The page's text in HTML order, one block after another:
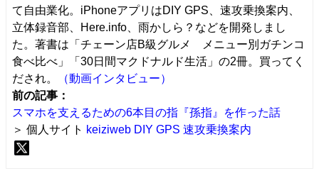
て自由業化。iPhoneアプリはDIY GPS、速攻乗換案内、
立体録音部、Here.info、雨かしら？などを開発しまし
た。著書は「チェーン店B級グルメ メニュー別ガチンコ
食べ比べ」「30日間マクドナルド生活」の2冊。買ってく
だされ。
（動画インタビュー）
前の記事：
スマホを支えるための6本目の指『孫指』を作った話
＞ 個人サイト keiziweb DIY GPS 速攻乗換案内